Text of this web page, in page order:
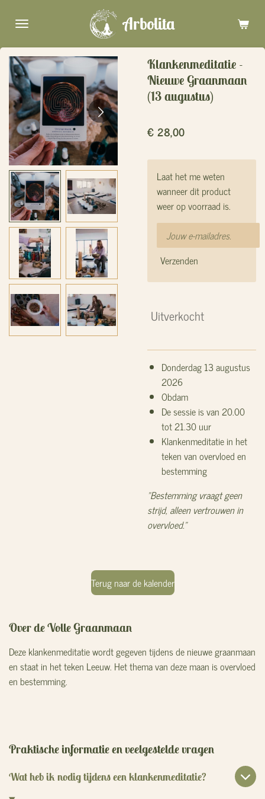
direct
de
hoofdinhoud
Arbolita
Klankenmeditatie -
Nieuwe Graanmaan
(13 augustus)
€ 28,00
Laat het me weten
wanneer dit product
weer op voorraad is.
Verzenden
Uitverkocht
Donderdag 13 augustus
2026
Obdam
De sessie is van 20.00
tot 21.30 uur
Klankenmeditatie in het
teken vanovervloed en
bestemming
"Bestemming vraagt geen
strijd, alleen vertrouwen in
overvloed."
Terug naar de kalender
Over de Volle Graanmaan
Deze klankenmeditatie wordt gegeven tijdens de nieuwe graanmaan
en staat in het teken Leeuw. Het thema van deze maan isovervloed
en bestemming.
Praktische informatie en veelgestelde vragen
Wat heb ik nodig tijdens een klankenmeditatie?